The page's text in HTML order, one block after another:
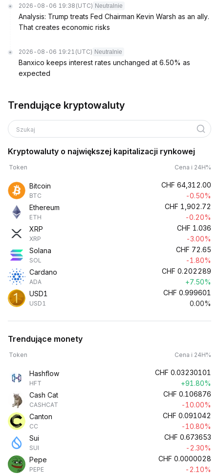
2026-08-06 19:38 (UTC) Neutralnie
Analysis: Trump treats Fed Chairman Kevin Warsh as an ally.
That creates economic risks
2026-08-06 19:21 (UTC) Neutralnie
Banxico keeps interest rates unchanged at 6.50% as
expected
Trendujące kryptowaluty
Szukaj
Kryptowaluty o największej kapitalizacji rynkowej
Token Cena i 24H%
Bitcoin
BTC
CHF 64,312.00
-0.50%
Ethereum
ETH
CHF 1,902.72
-0.20%
XRP
XRP
CHF 1.036
-3.00%
Solana
SOL
CHF 72.65
-1.80%
Cardano
ADA
CHF 0.202289
+7.50%
USD1
USD1
CHF 0.999601
0.00%
Trendujące monety
Token Cena i 24H%
Hashflow
HFT
CHF 0.03230101
+91.80%
Cash Cat
CASHCAT
CHF 0.106876
-10.00%
Canton
CC
CHF 0.091042
-10.80%
Sui
SUI
CHF 0.673653
-2.30%
Pepe
PEPE
CHF 0.0000028
-2.10%